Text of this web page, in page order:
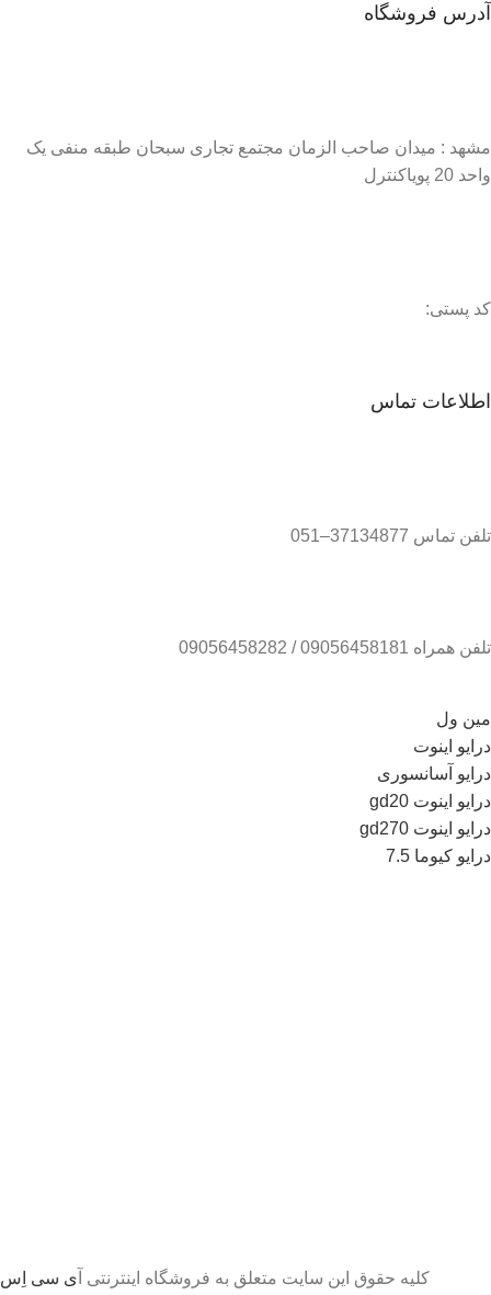
آدرس فروشگاه
مشهد : میدان صاحب الزمان مجتمع تجاری سبحان طبقه منفی یک
واحد 20 پویاکنترل
کد پستی:
اطلاعات تماس
تلفن تماس 37134877–051
تلفن همراه 09056458181 / 09056458282
مین ول
درایو اینوت
درایو آسانسوری
درایو اینوت gd20
درایو اینوت gd270
درایو کیوما 7.5
کلیه حقوق این سایت متعلق به فروشگاه اینترنتی آ ی سی اِس